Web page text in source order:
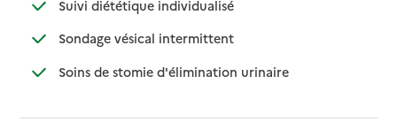
Suivi diététique individualisé
Sondage vésical intermittent: disponible
: non disponible
Soins de stomie d'élimination urinaire: disponible
: non disponible